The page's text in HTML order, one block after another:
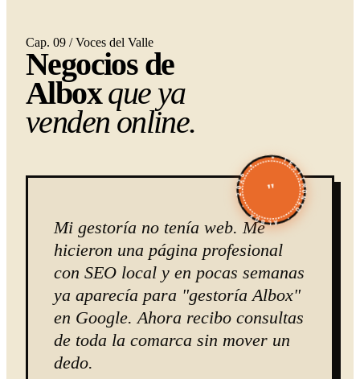
Cap. 09 / Voces del Valle
Negocios de
Alboxque ya
venden online.
★ TESTIMONIO · ALBOX · 2026 ★
"
Mi gestoría no tenía web. Me
hicieron una página profesional
con SEO local y en pocas semanas
ya aparecía para "gestoría Albox"
en Google. Ahora recibo consultas
de toda la comarca sin mover un
dedo.